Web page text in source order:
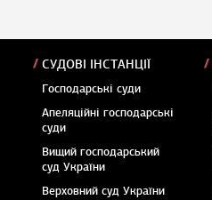
СУДОВІ ІНСТАНЦІЇ
Господарські суди
Апеляційні господарські
суди
Вищий господарський
суд України
Верховний суд України